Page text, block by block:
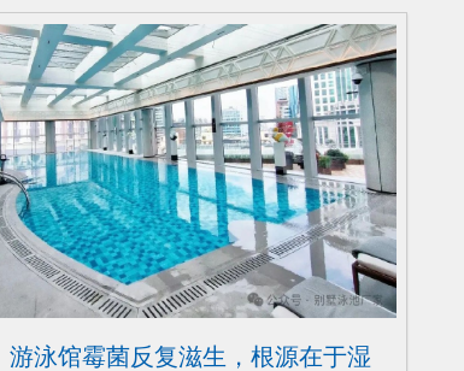
游泳馆霉菌反复滋生，根源在于湿